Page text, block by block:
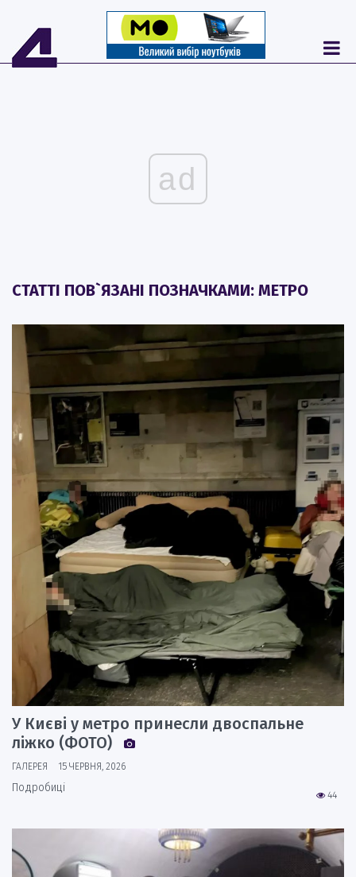
ad
СТАТТІ ПОВ`ЯЗАНІ ПОЗНАЧКАМИ: МЕТРО
У Києві у метро принесли двоспальне
ліжко (ФОТО)
ГАЛЕРЕЯ 15 ЧЕРВНЯ, 2026
44
Подробиці